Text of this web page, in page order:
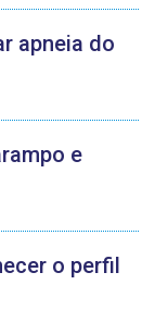
apneia do
e
o perfil